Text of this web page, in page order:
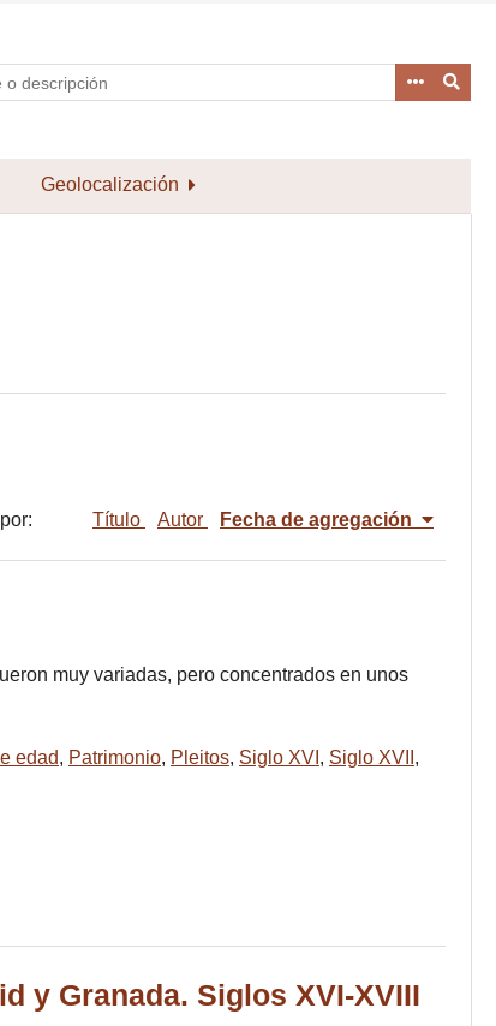
Geolocalización
Título Autor Fecha de agregación
muy variadas, pero concentrados en unos
edad, Patrimonio, Pleitos, Siglo XVI , Siglo XVII ,
y Granada. Siglos XVI-XVIII